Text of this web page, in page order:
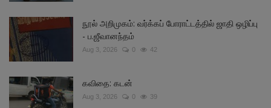
நூல் அறிமுகம்: வர்க்கப் போராட்டத்தில் ஜாதி ஒழிப்பு
- ப.ஜீவானந்தம்
Aug 3, 2026 0 42
கவிதை: கடன்
Aug 3, 2026 0 39